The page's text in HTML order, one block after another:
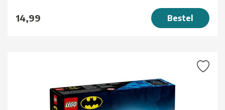
14,99 Bestel